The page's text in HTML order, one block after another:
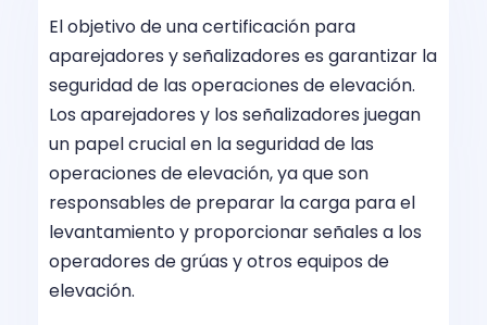
El objetivo de una certificación para
aparejadores y señalizadores es garantizar la
seguridad de las operaciones de elevación.
Los aparejadores y los señalizadores juegan
un papel crucial en la seguridad de las
operaciones de elevación, ya que son
responsables de preparar la carga para el
levantamiento y proporcionar señales a los
operadores de grúas y otros equipos de
elevación.